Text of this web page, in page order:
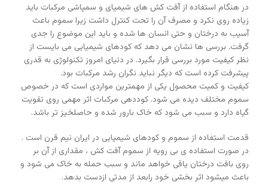
در هنگام استفاده از آفت کش های شیمیای و سمپاشی مرکبات باید
زیاده روی نکرد و مصرف آن را تحت کنترل داشت زیرا سموم باعث
آسیب به درختان و حتی انسان ها شده و باید این موضوع را جدی
گرفت. بررسی ها نشان می دهد که کودهای شیمیایی می بایست از
نظر کیفیت مورد بررسی قرار بگیرد. در دنیای امروز تکنولوژی به قدری
پیشرفت کرده است که دیگر نباید نگران رشد مرکبات بود.
کیفیت و کمیت محصول یکی از مهمترین مواردی است که در خصوص
سموم مختلف دیده می شود. کوددهی مرکبات اثر مهمی روی تقویت
گیاه دارد و سبب می شود که خاک بارور شده و حاصلخیز تر باشد.
قدمت استفاده از سموم و کودهای شیمیایی در ایران نیم قرن است .
در صورت استفاده ی بی رویه از سموم آفت کش ، مقداری از آن بر
روی بافت درختان یاقی خواهد ماند و سبب حمله به خاک می شود و
باعث میشود اثر بخشی خود رابعد از مدتی ازدست بدهد.